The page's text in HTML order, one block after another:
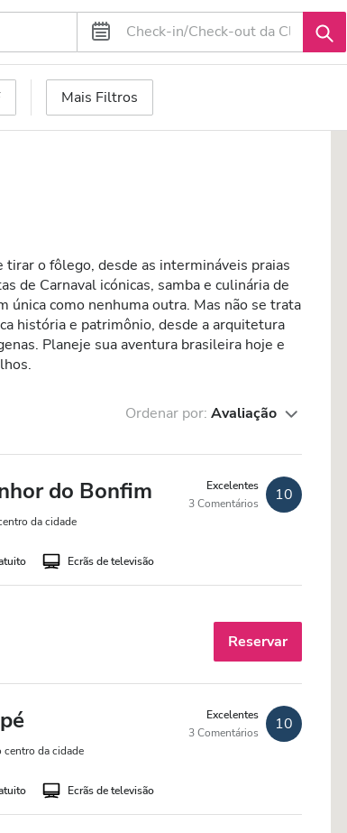
Mais Filtros
o fôlego, desde as intermináveis praias
de Carnaval icónicas, samba e culinária de
única como nenhuma outra. Mas não se trata
história e patrimônio, desde a arquitetura
Planeje sua aventura brasileira hoje e
Ordenar por:Avaliação
do Bonfim
da cidade
Excelentes
3 Comentários
10
Ecrãs de televisão
Reservar
centro da cidade
Excelentes
3 Comentários
10
Ecrãs de televisão